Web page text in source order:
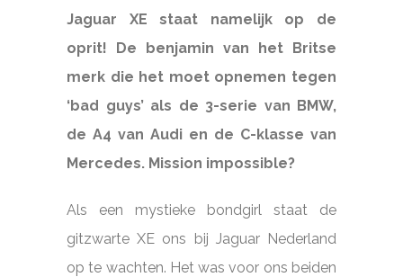
Jaguar XE staat namelijk op de
oprit! De benjamin van het Britse
merk die het moet opnemen tegen
‘bad guys’ als de 3-serie van BMW,
de A4 van Audi en de C-klasse van
Mercedes. Mission impossible?
Als een mystieke bondgirl staat de
gitzwarte XE ons bij Jaguar Nederland
op te wachten. Het was voor ons beiden